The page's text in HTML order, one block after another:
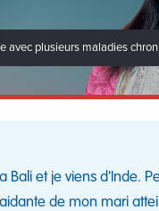
avec plusieurs maladies
Bali et je viens d'Inde.
de mon mari